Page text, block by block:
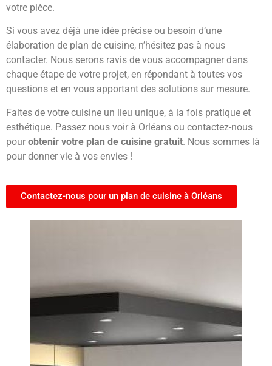
votre pièce.
Si vous avez déjà une idée précise ou besoin d’une
élaboration de plan de cuisine, n’hésitez pas à nous
contacter. Nous serons ravis de vous accompagner dans
chaque étape de votre projet, en répondant à toutes vos
questions et en vous apportant des solutions sur mesure.
Faites de votre cuisine un lieu unique, à la fois pratique et
esthétique. Passez nous voir à Orléans ou contactez-nous
pour obtenir votre plan de cuisine gratuit. Nous sommes là
pour donner vie à vos envies !
Contactez-nous pour un plan de cuisine à Orléans